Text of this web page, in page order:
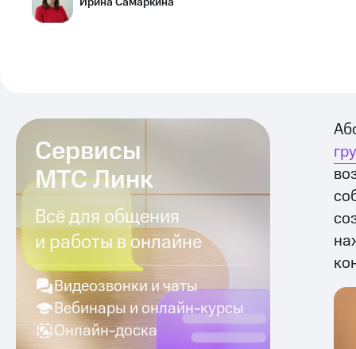
Сервисы
МТС Линк
Всё для общения
и работы в онлайне
Видеозвонки и чаты
Вебинары и онлайн-курсы
Онлайн-доска